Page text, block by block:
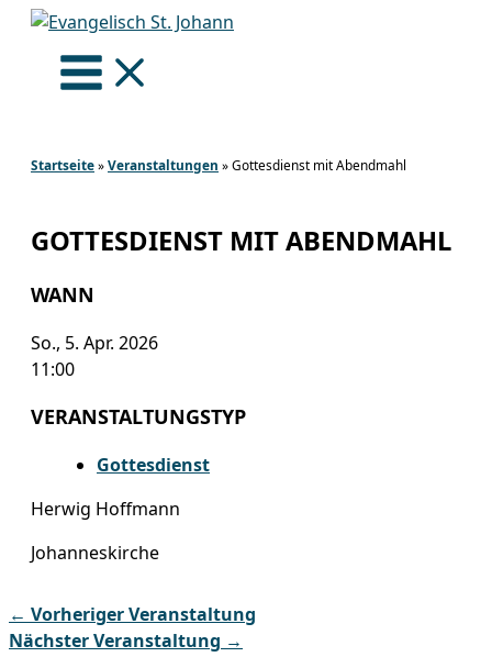
Zum
springen
Startseite»Veranstaltungen »Gottesdienst mit Abendmahl
GOTTESDIENST MIT ABENDMAHL
WANN
So., 5. Apr. 2026
11:00
VERANSTALTUNGSTYP
Gottesdienst
Herwig Hoffmann
Johanneskirche
← Vorheriger Veranstaltung
Nächster Veranstaltung →